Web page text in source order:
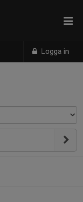
Logga in